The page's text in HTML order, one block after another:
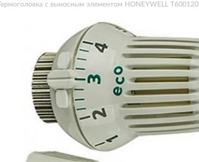
Термоголовка с выносным элементом HONEYWELL T600120